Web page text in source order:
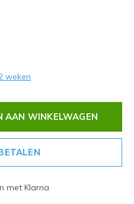
weken
AAN WINKELWAGEN
met Klarna